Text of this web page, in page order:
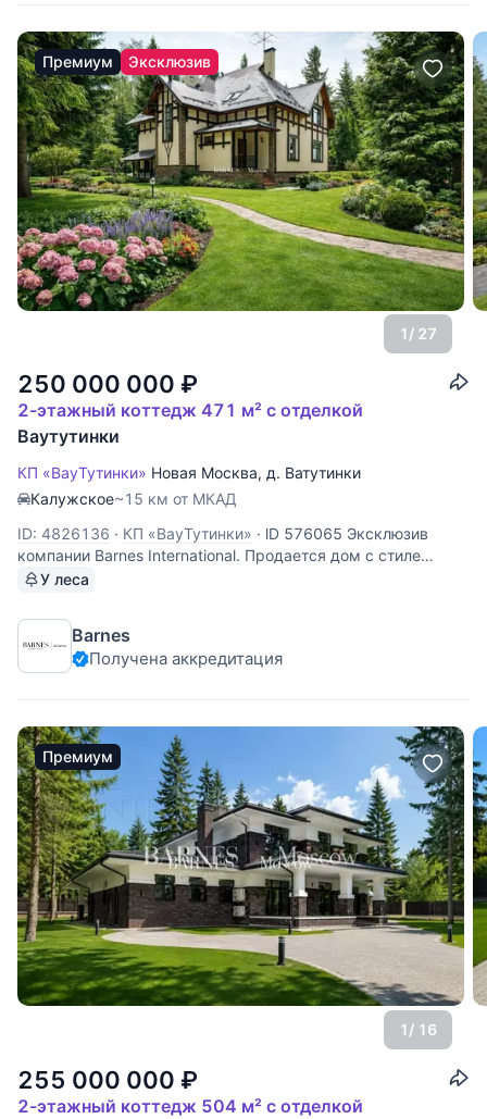
Премиум Эксклюзив
1/ 27
250 000 000 ₽
2-этажный коттедж 471 м² с отделкой
Ваутутинки
КП «ВауТутинки» Новая Москва, д. Ватутинки
Калужское~15 км от МКАД
ID: 4826136 · КП «ВауТутинки» · lD 576065 Эксклюзив
компании Barnes International. Продается дом с стиле
фахферх общей площадью 471 кв.м. на лесном участке 44
ВауТутинки на Калужском шоссе 20 км от МКАД. В доме
выполнен ремонт в
У леса
Barnes
Получена аккредитация
Премиум
1/ 16
255 000 000 ₽
2-этажный коттедж 504 м² с отделкой